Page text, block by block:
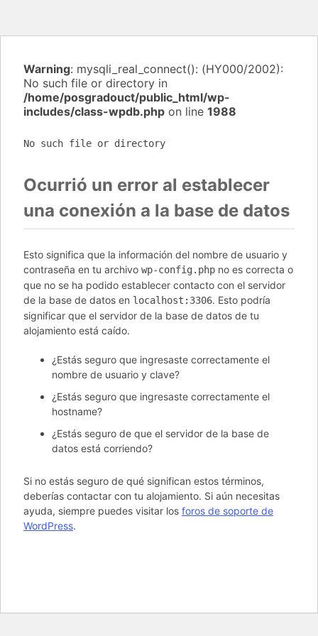
Warning: mysqli_real_connect(): (HY000/2002):
No such file or directory in
/home/posgradouct/public_html/wp-
includes/class-wpdb.php on line 1988
No such file or directory
Ocurrió un error al establecer
una conexión a la base de datos
Esto significa que la información del nombre de usuario y
contraseña en tu archivo wp-config.php no es correcta o
que no se ha podido establecer contacto con el servidor
de la base de datos en localhost:3306. Esto podría
significar que el servidor de la base de datos de tu
alojamiento está caído.
¿Estás seguro que ingresaste correctamente el
nombre de usuario y clave?
¿Estás seguro que ingresaste correctamente el
hostname?
¿Estás seguro de que el servidor de la base de
datos está corriendo?
Si no estás seguro de qué significan estos términos,
deberías contactar con tu alojamiento. Si aún necesitas
ayuda, siempre puedes visitar los foros de soporte de
WordPress.